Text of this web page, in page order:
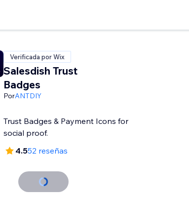
Verificada por Wix
Salesdish Trust
Badges
PorANTDIY
Trust Badges & Payment Icons for
social proof.
4.552 reseñas